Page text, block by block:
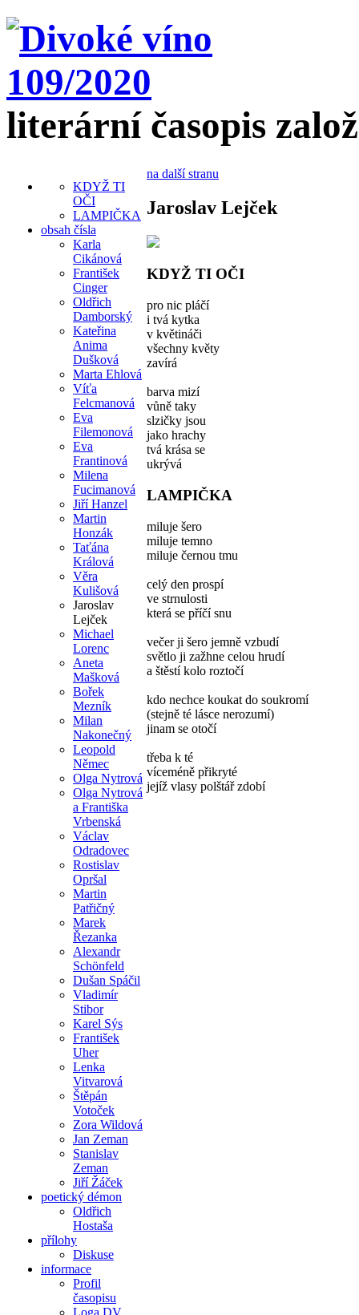
literární časopis
KDYŽ TI
OČI
LAMPIČKA
obsah čísla
Karla
Cikánová
František
Cinger
Oldřich
Damborský
Kateřina
Anima
Dušková
Marta Ehlová
Víťa
Felcmanová
Eva
Filemonová
Eva
Frantinová
Milena
Fucimanová
Jiří Hanzel
Martin
Honzák
Taťána
Králová
Věra
Kulišová
Jaroslav
Lejček
Michael
Lorenc
Aneta
Mašková
Bořek
Mezník
Milan
Nakonečný
Leopold
Němec
Olga Nytrová
Olga Nytrová
a Františka
Vrbenská
Václav
Odradovec
Rostislav
Opršal
Martin
Patřičný
Marek
Řezanka
Alexandr
Schönfeld
Dušan Spáčil
Vladimír
Stibor
Karel Sýs
František
Uher
Lenka
Vitvarová
Štěpán
Votoček
Zora Wildová
Jan Zeman
Stanislav
Zeman
Jiří Žáček
poetický démon
Oldřich
Hostaša
přílohy
Diskuse
informace
Profil
časopisu
Loga DV
na další stranu
Jaroslav Lejček
KDYŽ TI OČI
pro nic pláčí
i tvá kytka
v květináči
všechny květy
zavírá
barva mizí
vůně taky
slzičky jsou
jako hrachy
tvá krása se
ukrývá
LAMPIČKA
miluje šero
miluje temno
miluje černou tmu
celý den prospí
ve strnulosti
která se příčí snu
večer ji šero jemně vzbudí
světlo ji zažhne celou hrudí
a štěstí kolo roztočí
kdo nechce koukat do soukromí
(stejně té lásce nerozumí)
jinam se otočí
třeba k té
víceméně přikryté
jejíž vlasy polštář zdobí